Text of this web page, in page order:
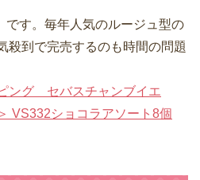
です。毎年人気のルージュ型の
殺到で完売するのも時間の問題
ング セバスチャンブイエ
VS332ショコラアソート8個